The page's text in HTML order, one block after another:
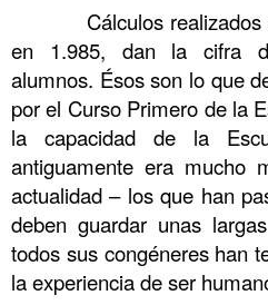
Cálculos
en 1.985, dan la cifra
alumnos. Ésos son lo que
por el Curso Primero de la
la capacidad de la
antiguamente era mucho
actualidad – los que han
deben guardar unas
todos sus congéneres han
la experiencia de ser